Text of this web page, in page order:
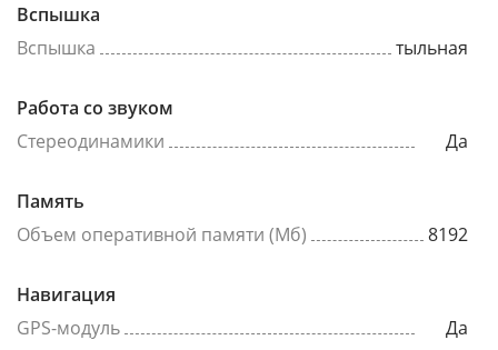
Вспышка
Вспышка
тыльная
Работа со звуком
Стереодинамики
Да
Память
Объем оперативной памяти (Мб)
8192
Навигация
GPS-модуль
Да